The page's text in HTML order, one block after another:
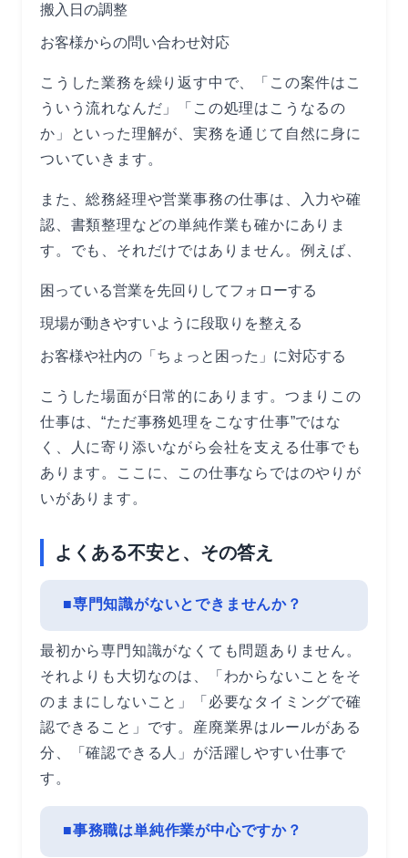
搬入日の調整
お客様からの問い合わせ対応
こうした業務を繰り返す中で、「この案件はこ
ういう流れなんだ」「この処理はこうなるの
か」といった理解が、実務を通じて自然に身に
ついていきます。
また、総務経理や営業事務の仕事は、入力や確
認、書類整理などの単純作業も確かにありま
す。でも、それだけではありません。例えば、
困っている営業を先回りしてフォローする
現場が動きやすいように段取りを整える
お客様や社内の「ちょっと困った」に対応する
こうした場面が日常的にあります。つまりこの
仕事は、“ただ事務処理をこなす仕事”ではな
く、人に寄り添いながら会社を支える仕事でも
あります。ここに、この仕事ならではのやりが
いがあります。
よくある不安と、その答え
■専門知識がないとできませんか？
最初から専門知識がなくても問題ありません。
それよりも大切なのは、「わからないことをそ
のままにしないこと」「必要なタイミングで確
認できること」です。産廃業界はルールがある
分、「確認できる人」が活躍しやすい仕事で
す。
■事務職は単純作業が中心ですか？